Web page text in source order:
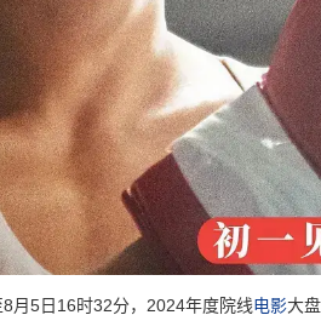
月5日16时32分，2024年度院线电影大